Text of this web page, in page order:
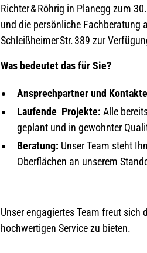
Richter & Röhrig in Planegg zum
und die persönliche Fachberatung
Schleißheimer Str. 389 zur
Was bedeutet das für Sie?
Ansprechpartner und
Laufende Projekte: Alle
geplant und in gewohnter
Beratung: Unser Team steht
Oberflächen an unserem
Unser engagiertes Team freut
hochwertigen Service zu bieten.